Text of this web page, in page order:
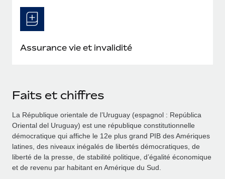
Assurance vie et invalidité
Faits et chiffres
La République orientale de l’Uruguay (espagnol : República
Oriental del Uruguay) est une république constitutionnelle
démocratique qui affiche le 12e plus grand PIB des Amériques
latines, des niveaux inégalés de libertés démocratiques, de
liberté de la presse, de stabilité politique, d’égalité économique
et de revenu par habitant en Amérique du Sud.